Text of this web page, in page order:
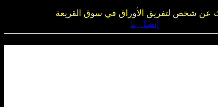
عن شخص لتفريق الأوراق في سوق القريعة
إتصل بنا